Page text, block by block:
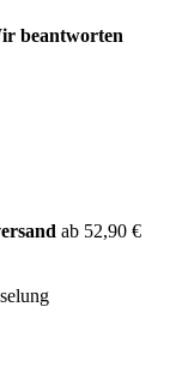
beantworten
ab 52,90 €